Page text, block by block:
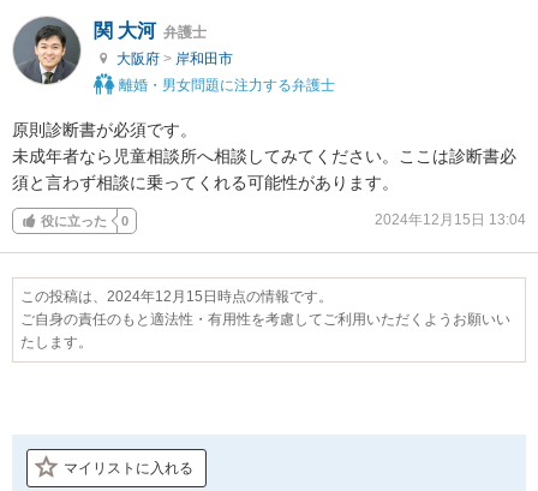
関 大河 弁護士
大阪府 > 岸和田市
離婚・男女問題に注力する弁護士
原則診断書が必須です。
未成年者なら児童相談所へ相談してみてください。ここは診断書必
須と言わず相談に乗ってくれる可能性があります。
役に立った 0 2024年12月15日 13:04
この投稿は、2024年12月15日時点の情報です。
ご自身の責任のもと適法性・有用性を考慮してご利用いただくようお願いい
たします。
マイリストに入れる